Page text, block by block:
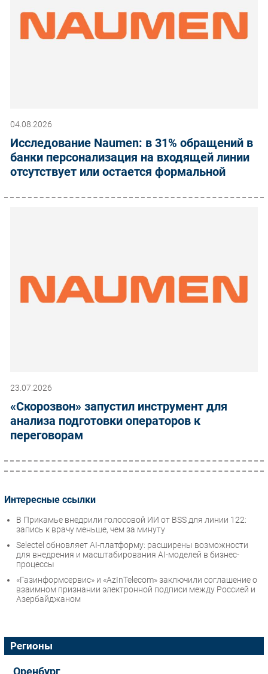
04.08.2026
Исследование Naumen: в 31% обращений в
банки персонализация на входящей линии
отсутствует или остается формальной
23.07.2026
«Скорозвон» запустил инструмент для
анализа подготовки операторов к
переговорам
Интересные ссылки
В Прикамье внедрили голосовой ИИ от BSS для линии 122:
запись к врачу меньше, чем за минуту
Selectel обновляет AI-платформу: расширены возможности
для внедрения и масштабирования AI-моделей в бизнес-
процессы
«Газинформсервис» и «AzInTelecom» заключили соглашение о
взаимном признании электронной подписи между Россией и
Азербайджаном
Регионы